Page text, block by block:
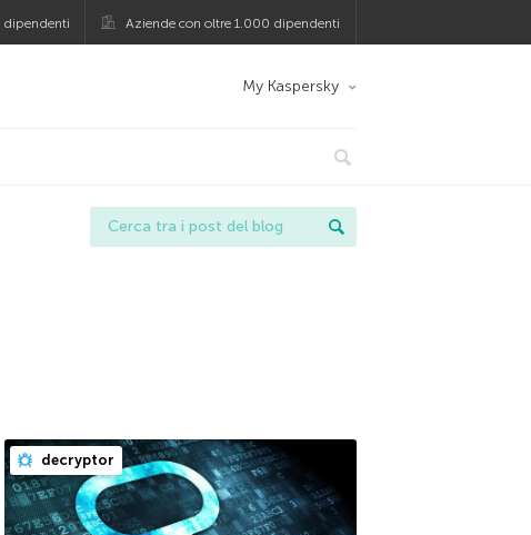
dipendenti Aziende con oltre 1.000 dipendenti
My Kaspersky
decryptor